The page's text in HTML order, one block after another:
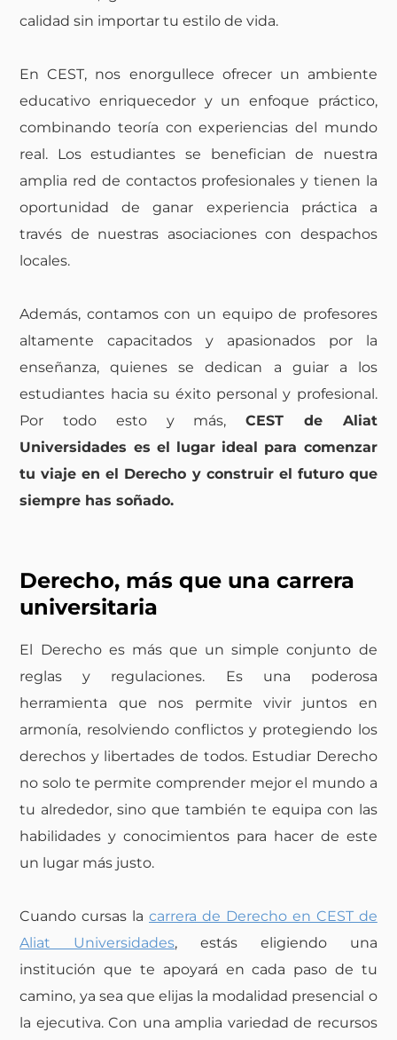
calidad sin importar tu estilo de vida.
En CEST, nos enorgullece ofrecer un ambiente
educativo enriquecedor y un enfoque práctico,
combinando teoría con experiencias del mundo
real. Los estudiantes se benefician de nuestra
amplia red de contactos profesionales y tienen la
oportunidad de ganar experiencia práctica a
través de nuestras asociaciones con despachos
locales.
Además, contamos con un equipo de profesores
altamente capacitados y apasionados por la
enseñanza, quienes se dedican a guiar a los
estudiantes hacia su éxito personal y profesional.
Por todo esto y más,CEST de Aliat
Universidades es el lugar ideal para comenzar
tu viaje en el Derecho y construir el futuro que
siempre has soñado.
Derecho, más que una carrera
universitaria
El Derecho es más que un simple conjunto de
reglas y regulaciones. Es una poderosa
herramienta que nos permite vivir juntos en
armonía, resolviendo conflictos y protegiendo los
derechos y libertades de todos. Estudiar Derecho
no solo te permite comprender mejor el mundo a
tu alrededor, sino que también te equipa con las
habilidades y conocimientos para hacer de este
un lugar más justo.
Cuando cursas lacarrera de Derecho en CEST de
Aliat Universidades, estás eligiendo una
institución que te apoyará en cada paso de tu
camino, ya sea que elijas la modalidad presencial o
la ejecutiva. Con una amplia variedad de recursos